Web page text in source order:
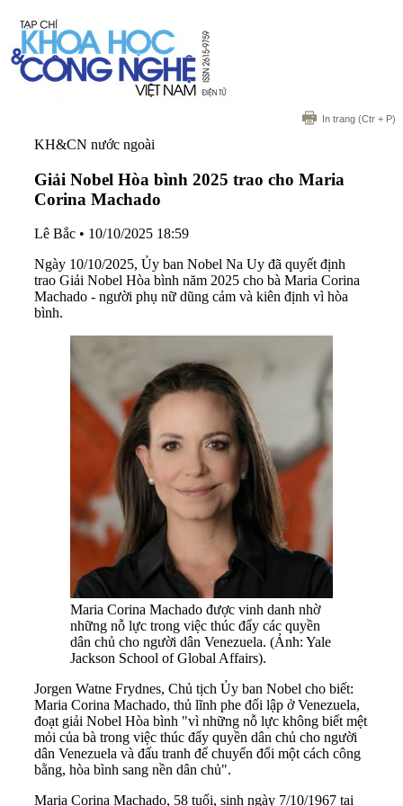
In trang (Ctr + P)
KH&CN nước ngoài
Giải Nobel Hòa bình 2025 trao cho Maria
Corina Machado
Lê Bắc • 10/10/2025 18:59
Ngày 10/10/2025, Ủy ban Nobel Na Uy đã quyết định
trao Giải Nobel Hòa bình năm 2025 cho bà Maria Corina
Machado - người phụ nữ dũng cảm và kiên định vì hòa
bình.
Maria Corina Machado được vinh danh nhờ
những nỗ lực trong việc thúc đẩy các quyền
dân chủ cho người dân Venezuela. (Ảnh: Yale
Jackson School of Global Affairs).
Jorgen Watne Frydnes, Chủ tịch Ủy ban Nobel cho biết:
Maria Corina Machado, thủ lĩnh phe đối lập ở Venezuela,
đoạt giải Nobel Hòa bình "vì những nỗ lực không biết mệt
mỏi của bà trong việc thúc đẩy quyền dân chủ cho người
dân Venezuela và đấu tranh để chuyển đổi một cách công
bằng, hòa bình sang nền dân chủ".
Maria Corina Machado, 58 tuổi, sinh ngày 7/10/1967 tại